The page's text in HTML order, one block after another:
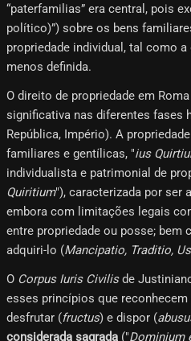
“paterfamilias” era central, pois
político)”) sobre os bens
propriedade individual, tal como
menos definida.
O direito de propriedade em
significativa nas diferentes fases
República, Império). A
familiares e gentílicas, "ius
individualista e patrimonial de
Quiritium"), caracterizada por ser
embora com limitações legais
entre propriedade ou posse; bem
adquiri-lo (Mancipatio, Traditio,
O Corpus Iuris Civilisde
esses princípios que
desfrutar (fructus) e dispor (
considerada sagrada ("Dominium